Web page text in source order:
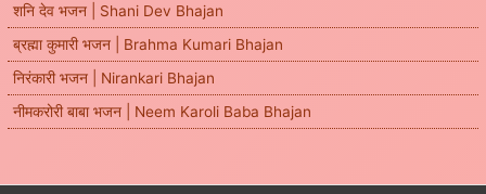
शनि देव भजन | Shani Dev Bhajan
ब्रह्मा कुमारी भजन | Brahma Kumari Bhajan
निरंकारी भजन | Nirankari Bhajan
नीमकरोरी बाबा भजन | Neem Karoli Baba Bhajan